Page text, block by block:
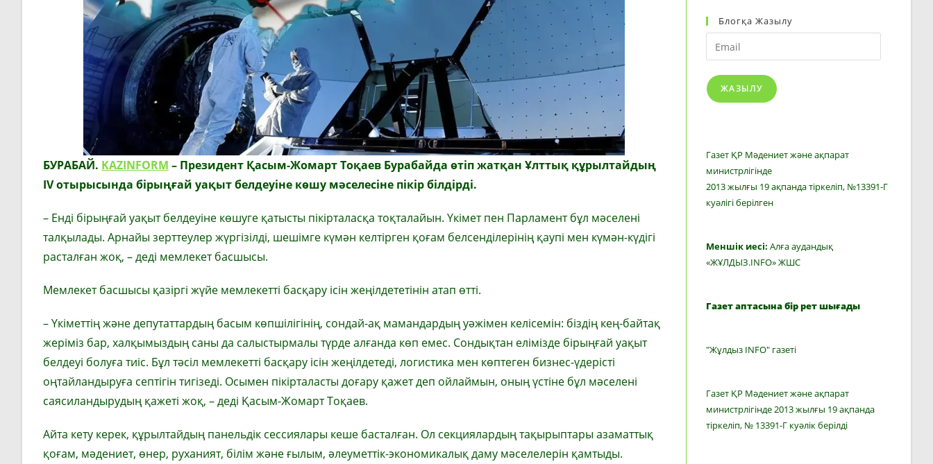
БУРАБАЙ. KAZINFORM – Президент Қасым-Жомарт Тоқаев Бурабайда өтіп жатқан Ұлттық құрылтайдың
IV отырысында бірыңғай уақыт белдеуіне көшу мәселесіне пікір білдірді.
– Енді бірыңғай уақыт белдеуіне көшуге қатысты пікірталасқа тоқталайын. Үкімет пен Парламент бұл мәселені
талқылады. Арнайы зерттеулер жүргізілді, шешімге күмән келтірген қоғам белсенділерінің қаупі мен күмән-күдігі
расталған жоқ, – деді мемлекет басшысы.
Мемлекет басшысы қазіргі жүйе мемлекетті басқару ісін жеңілдететінін атап өтті.
– Үкіметтің және депутаттардың басым көпшілігінің, сондай-ақ мамандардың уәжімен келісемін: біздің кең-байтақ
жеріміз бар, халқымыздың саны да салыстырмалы түрде алғанда көп емес. Сондықтан елімізде бірыңғай уақыт
белдеуі болуға тиіс. Бұл тәсіл мемлекетті басқару ісін жеңілдетеді, логистика мен көптеген бизнес-үдерісті
оңтайландыруға септігін тигізеді. Осымен пікірталасты доғару қажет деп ойлаймын, оның үстіне бұл мәселені
саясиландырудың қажеті жоқ, – деді Қасым-Жомарт Тоқаев.
Айта кету керек, құрылтайдың панельдік сессиялары кеше басталған. Ол секциялардың тақырыптары азаматтық
қоғам, мәдениет, өнер, руханият, білім және ғылым, әлеуметтік-экономикалық даму мәселелерін қамтыды.
Блогқа Жазылу
Email
ЖАЗЫЛУ
Газет ҚР Мәдениет және ақпарат
министрлігінде
2013 жылғы 19 ақпанда тіркеліп, №13391-Г
куәлігі берілген
Меншік иесі: Алға аудандық
«ЖҰЛДЫЗ.INFO» ЖШС
Газет аптасына бір рет шығады
"Жұлдыз INFO" газеті
Газет ҚР Мәдениет және ақпарат
министрлігінде 2013 жылғы 19 ақпанда
тіркеліп, № 13391-Г куәлік берілді